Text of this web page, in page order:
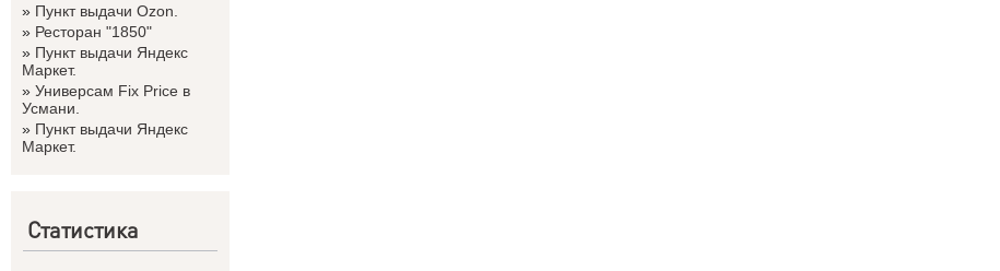
» Пункт выдачи Ozon.
» Ресторан "1850"
» Пункт выдачи Яндекс
Маркет.
» Универсам Fix Price в
Усмани.
» Пункт выдачи Яндекс
Маркет.
Статистика